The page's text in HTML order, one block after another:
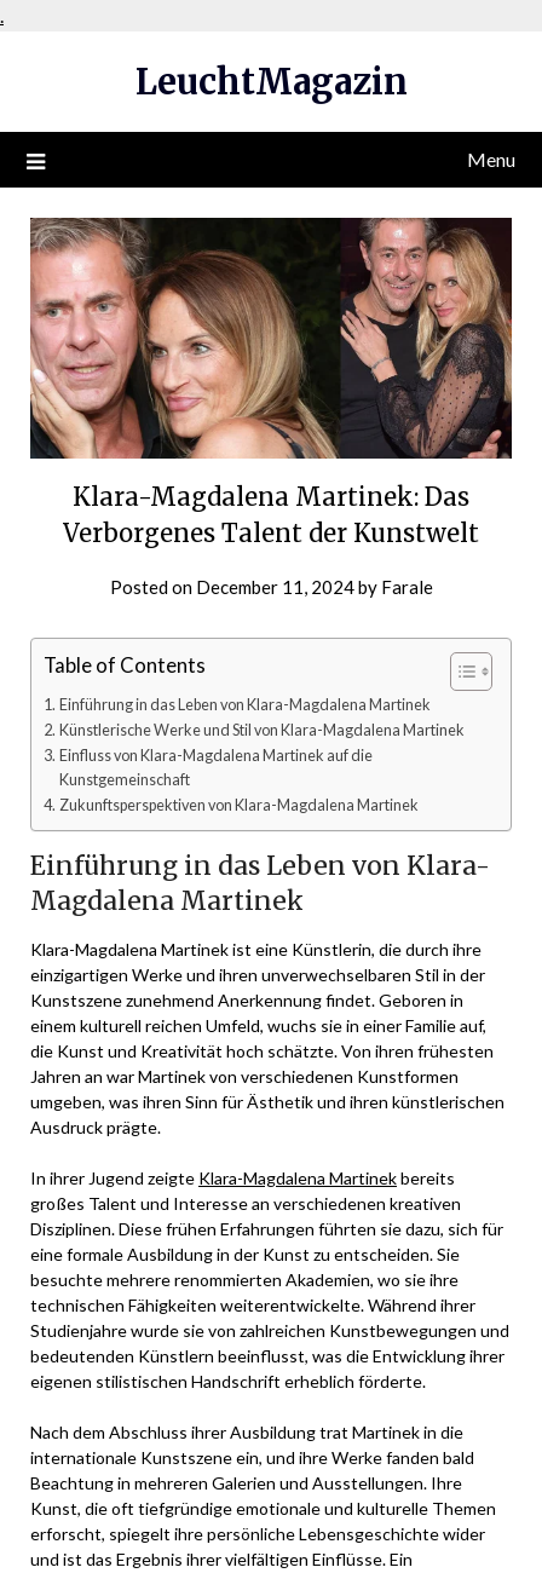
.
LeuchtMagazin
Menu
Klara-Magdalena Martinek: Das
Verborgenes Talent der Kunstwelt
Posted on December 11, 2024by Farale
Table of Contents
Einführung in das Leben von Klara-Magdalena Martinek
Künstlerische Werke und Stil von Klara-Magdalena Martinek
Einfluss von Klara-Magdalena Martinek auf die
Kunstgemeinschaft
Zukunftsperspektiven von Klara-Magdalena Martinek
Einführung in das Leben von Klara-
Magdalena Martinek
Klara-Magdalena Martinek ist eine Künstlerin, die durch ihre
einzigartigen Werke und ihren unverwechselbaren Stil in der
Kunstszene zunehmend Anerkennung findet. Geboren in
einem kulturell reichen Umfeld, wuchs sie in einer Familie auf,
die Kunst und Kreativität hoch schätzte. Von ihren frühesten
Jahren an war Martinek von verschiedenen Kunstformen
umgeben, was ihren Sinn für Ästhetik und ihren künstlerischen
Ausdruck prägte.
In ihrer Jugend zeigte Klara-Magdalena Martinekbereits
großes Talent und Interesse an verschiedenen kreativen
Disziplinen. Diese frühen Erfahrungen führten sie dazu, sich für
eine formale Ausbildung in der Kunst zu entscheiden. Sie
besuchte mehrere renommierten Akademien, wo sie ihre
technischen Fähigkeiten weiterentwickelte. Während ihrer
Studienjahre wurde sie von zahlreichen Kunstbewegungen und
bedeutenden Künstlern beeinflusst, was die Entwicklung ihrer
eigenen stilistischen Handschrift erheblich förderte.
Nach dem Abschluss ihrer Ausbildung trat Martinek in die
internationale Kunstszene ein, und ihre Werke fanden bald
Beachtung in mehreren Galerien und Ausstellungen. Ihre
Kunst, die oft tiefgründige emotionale und kulturelle Themen
erforscht, spiegelt ihre persönliche Lebensgeschichte wider
und ist das Ergebnis ihrer vielfältigen Einflüsse. Ein